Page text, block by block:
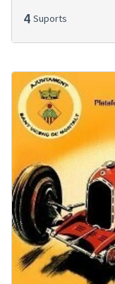
4 Suports